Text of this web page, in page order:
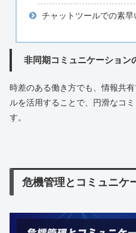
チャットツールでの素早
非同期コミュニケーション
時差のある働き方でも、情報共
ルを活用することで、円滑なコ
す。
危機管理とコミュニケ